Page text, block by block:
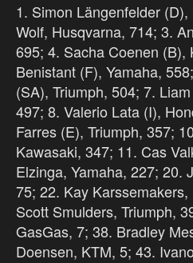
1. Simon Längenfelder
Wolf, Husqvarna, 714; 3.
695; 4. Sacha Coenen (B),
Benistant (F), Yamaha,
(SA), Triumph, 504; 7.
497; 8. Valerio Lata (I),
Farres (E), Triumph, 357;
Kawasaki, 347; 11. Cas
Elzinga, Yamaha, 227; 20.
75; 22. Kay
Scott Smulders, Triumph,
GasGas, 7; 38. Bradley
Doensen, KTM, 5; 43.